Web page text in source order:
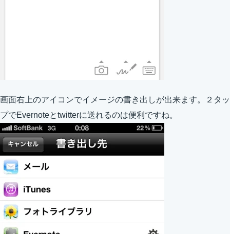
画面右上のアイコンでイメージの書き出しが出来ます。２タッ
プでEvernoteとtwitterに送れるのは便利ですね。